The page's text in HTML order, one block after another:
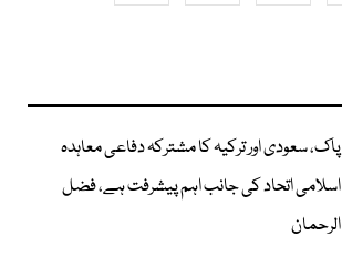
پاک، سعودی اور ترکیہ کا مشترکہ دفاعی معاہدہ
اسلامی اتحاد کی جانب اہم پیشرفت ہے، فضل
الرحمان